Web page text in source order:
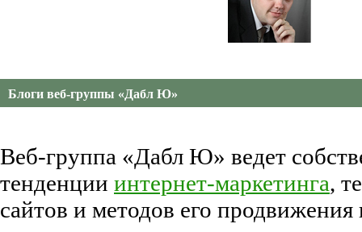
Блоги веб-группы «Дабл Ю»
Веб-группа «Дабл Ю» ведет
тенденции интернет-маркетинга,
сайтов и методов его продвижения